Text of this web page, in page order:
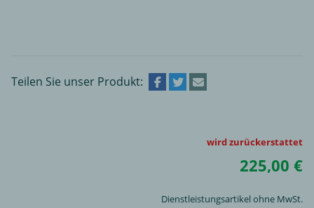
Teilen Sie unser Produkt:
wird zurückerstattet
225,00 €
Dienstleistungsartikel ohne MwSt.